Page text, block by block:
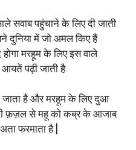
सवाब पहुंचाने के लिए दी जाती
दुनिया में जो अमल किए हैं
मरहूम के लिए इस वाले
पढ़ी जाती है
है और मरहूम के लिए दुआ
फ़ज़ल से महू को कब्र के आजाब
फरमाता है |